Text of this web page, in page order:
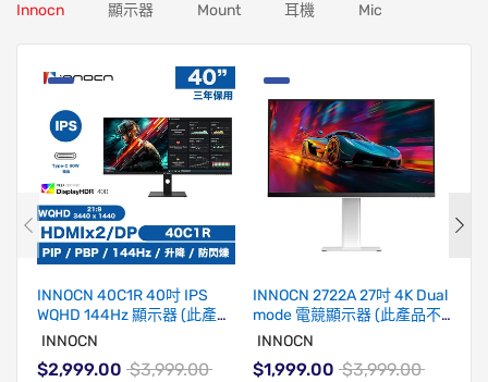
Innocn 顯示器 Mount 耳機 Mic
INNOCN 40C1R 40吋 IPS
WQHD 144Hz 顯示器 (此產品
不包送貨)
INNOCN
$2,999.00 $3,999.00
INNOCN 2722A 27吋 4K Dual
mode 電競顯示器 (此產品不
包送貨)
INNOCN
$1,999.00 $3,999.00